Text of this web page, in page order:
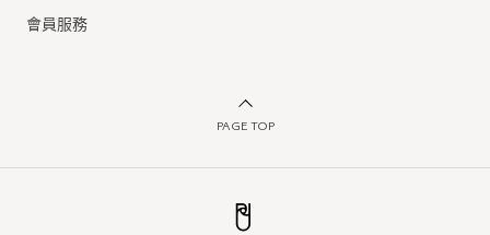
會員服務
PAGE TOP